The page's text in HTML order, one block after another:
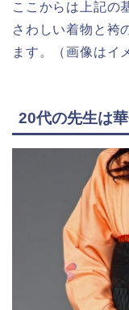
ここからは上記の
さわしい着物と袴
ます。（画像はイ
20代の先生は